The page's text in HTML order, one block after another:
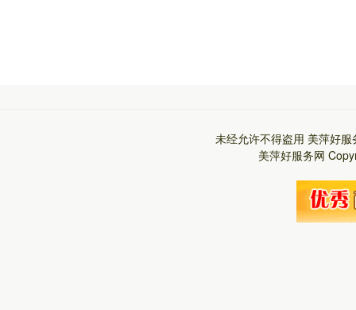
未经允许不得盗用 美萍好服
美萍好服务网